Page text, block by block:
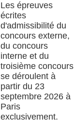
Les épreuves
écrites
d'admissibilité du
concours externe,
du concours
interne et du
troisième concours
se déroulent à
partir du 23
septembre 2026 à
Paris
exclusivement.